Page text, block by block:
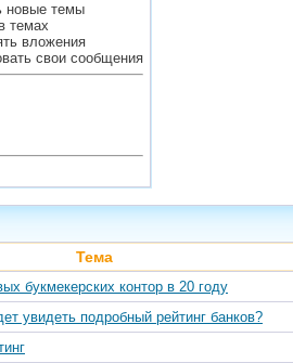
новые темы
темах
вложения
свои сообщения
Тема
букмекерских контор в 20 году
увидеть подробный рейтинг банков?